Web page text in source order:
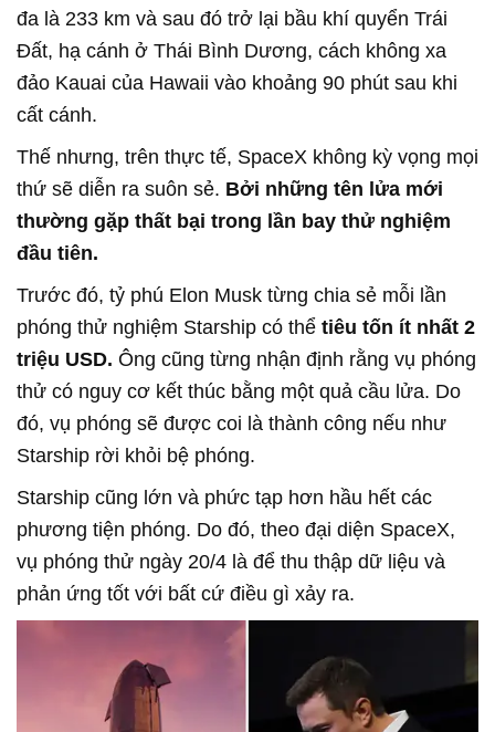
đa là 233 km và sau đó trở lại bầu khí quyển Trái
Đất, hạ cánh ở Thái Bình Dương, cách không xa
đảo Kauai của Hawaii vào khoảng 90 phút sau khi
cất cánh.
Thế nhưng, trên thực tế, SpaceX không kỳ vọng mọi
thứ sẽ diễn ra suôn sẻ. Bởi những tên lửa mới
thường gặp thất bại trong lần bay thử nghiệm
đầu tiên.
Trước đó, tỷ phú Elon Musk từng chia sẻ mỗi lần
phóng thử nghiệm Starship có thể tiêu tốn ít nhất 2
triệu USD. Ông cũng từng nhận định rằng vụ phóng
thử có nguy cơ kết thúc bằng một quả cầu lửa. Do
đó, vụ phóng sẽ được coi là thành công nếu như
Starship rời khỏi bệ phóng.
Starship cũng lớn và phức tạp hơn hầu hết các
phương tiện phóng. Do đó, theo đại diện SpaceX,
vụ phóng thử ngày 20/4 là để thu thập dữ liệu và
phản ứng tốt với bất cứ điều gì xảy ra.